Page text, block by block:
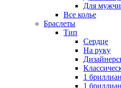
Для
Все колье
Браслеты
Тип
Сердце
На руку
1
1